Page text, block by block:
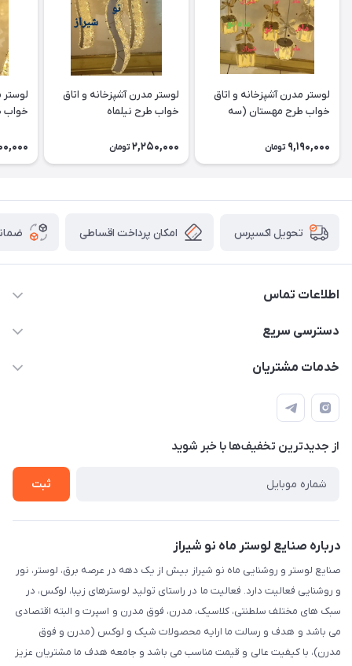
لوستر مدرن آشپزخانه و اتاق
خواب طرح مهستان (سه
9,190,000 تومان
لوستر مدرن آشپزخانه و اتاق
خواب طرح نیلماه
2,250,000 تومان
لوستر
خواب
تحویل اکسپرس امکان پرداخت اقساطی
اطلاعات تماس
09171115348
طبقه همکف واحد 131
دسترسی سریع
مجله فروشگاه
درباره ما
تماس با ما
خدمات مشتریان
قوانین و مقررات
حریم خصوصی
راهنما
از جدید‌ترین تخفیف‌ها با‌ خبر شوید
ثبت
درباره صنایع لوستر ماه نو شیراز
صنایع لوستر و روشنایی ماه نو شیراز بیش از یک دهه در عرصه برق، لوستر، نور
و روشنایی فعالیت دارد. فعالیت ما در راستای تولید لوسترهای زیبا، لوکس، در
سبک های مختلف سلطنتی، کلاسیک، مدرن، فوق مدرن و اسپرت و البته اقتصادی
می باشد و هدف و رسالت ما ارایه محصولات شیک و لوکس (مدرن و فوق
مدرن)، با کیفیت عالی و قیمت مناسب می باشد و جامعه هدف ما مشتریان عزیز